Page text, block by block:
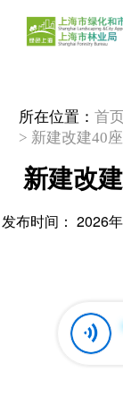
所在位置： 首页
> 新建改建40
新建改
发布时间：